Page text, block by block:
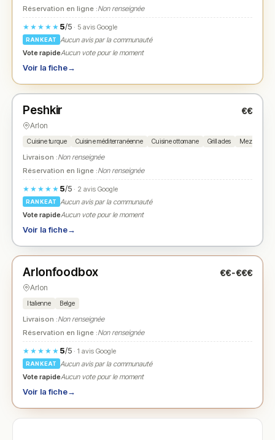
Réservation en ligne :Non renseignée
★★★★★ 5/5· 5 avis Google
RANKEAT
Aucun avis par la communauté
Vote rapideAucun vote pour le moment
Voir la fiche→
★ N° 2
Peshkir €€
Arlon
Cuisine turque Cuisine méditerranéenne Cuisine ottomane Grillades Mezzés
Livraison :Non renseignée
Réservation en ligne :Non renseignée
★★★★★ 5/5· 2 avis Google
RANKEAT
Aucun avis par la communauté
Vote rapideAucun vote pour le moment
Voir la fiche→
★ N° 3
Arlonfoodbox €€-€€€
Arlon
Italienne Belge
Livraison :Non renseignée
Réservation en ligne :Non renseignée
★★★★★ 5/5· 1 avis Google
RANKEAT
Aucun avis par la communauté
Vote rapideAucun vote pour le moment
Voir la fiche→